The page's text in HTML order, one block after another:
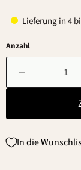
Lieferung in 4
Anzahl
In die